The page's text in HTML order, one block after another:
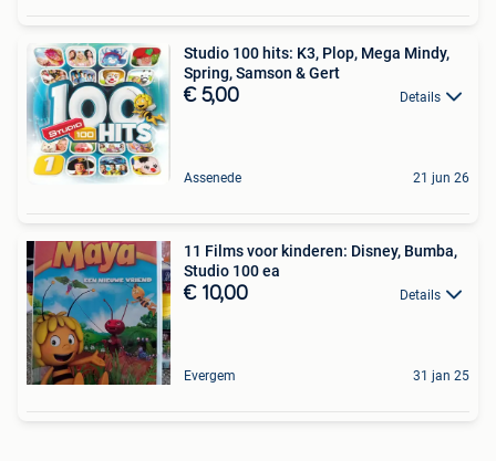
Studio 100 hits: K3, Plop, Mega Mindy,
Spring, Samson & Gert
€ 5,00 Details
Assenede 21 jun 26
11 Films voor kinderen: Disney, Bumba,
Studio 100 ea
€ 10,00 Details
Evergem 31 jan 25